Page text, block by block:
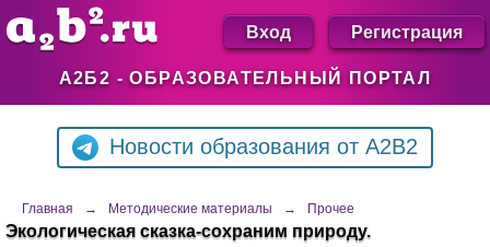
А2Б2 - ОБРАЗОВАТЕЛЬНЫЙ ПОРТАЛ
Вход Регистрация
Новости образования от A2B2
Главная → Методические материалы → Прочее
Экологическая сказка-сохраним природу.